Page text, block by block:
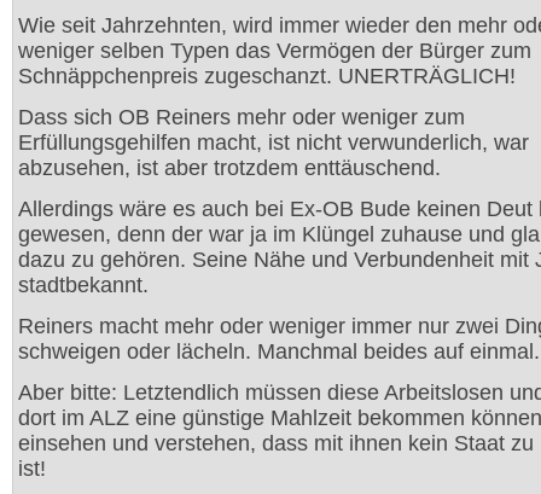
Wie seit Jahrzehnten, wird immer wieder den mehr
weniger selben Typen das Vermögen der Bürger zum
Schnäppchenpreis zugeschanzt. UNERTRÄGLICH!
Dass sich OB Reiners mehr oder weniger zum
Erfüllungsgehilfen macht, ist nicht verwunderlich, war
abzusehen, ist aber trotzdem enttäuschend.
Allerdings wäre es auch bei Ex-OB Bude keinen Deut
gewesen, denn der war ja im Klüngel zuhause und
dazu zu gehören. Seine Nähe und Verbundenheit mit
stadtbekannt.
Reiners macht mehr oder weniger immer nur zwei
schweigen oder lächeln. Manchmal beides auf einmal.
Aber bitte: Letztendlich müssen diese Arbeitslosen
dort im ALZ eine günstige Mahlzeit bekommen
einsehen und verstehen, dass mit ihnen kein Staat zu
ist!